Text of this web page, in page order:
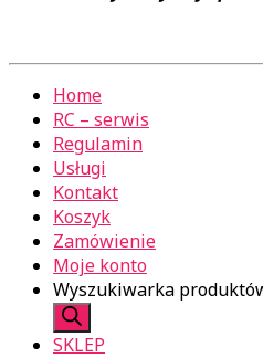
Home
RC – serwis
Regulamin
Usługi
Kontakt
Koszyk
Zamówienie
Moje konto
Wyszukiwarka
SKLEP